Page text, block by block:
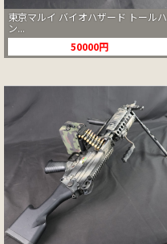
東京マルイ バイオハザード トールハ
ン...
50000円